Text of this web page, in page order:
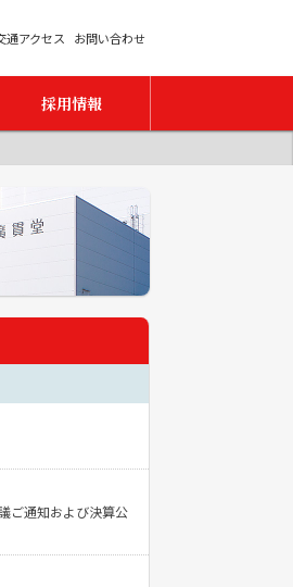
通アクセス お問い合わせ
採用情報
ご通知および決算公